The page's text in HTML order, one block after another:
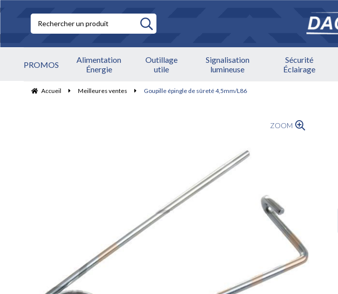
PROMOS
Alimentation
Énergie
Outillage
utile
Signalisation
lumineuse
Sécurité
Éclairage
Accueil Meilleures ventes Goupille épingle de sûreté 4,5mm/L86
ZOOM